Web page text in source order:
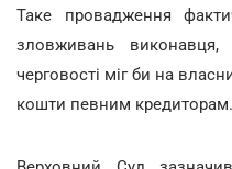
Таке провадження
зловживань
черговості міг би на
кошти певним кредиторам.